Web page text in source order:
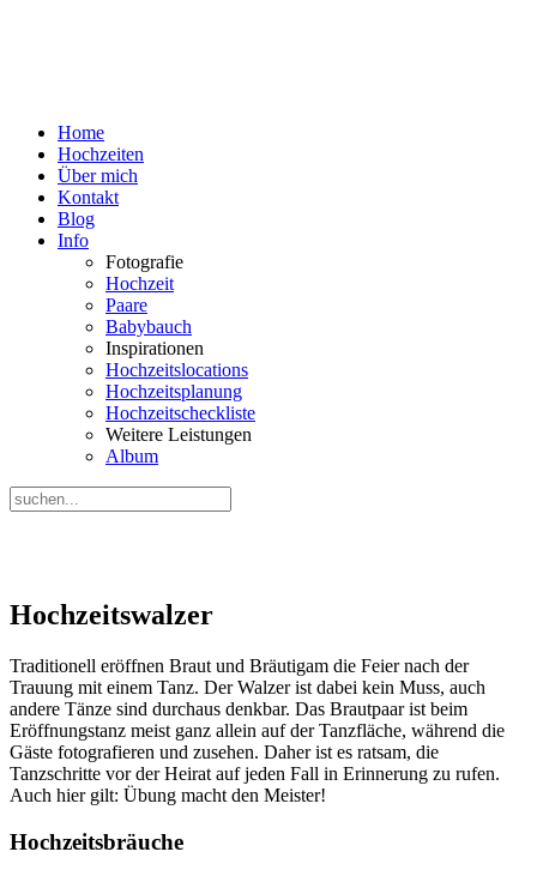
Home
Hochzeiten
Über mich
Kontakt
Blog
Info
Fotografie
Hochzeit
Paare
Babybauch
Inspirationen
Hochzeitslocations
Hochzeitsplanung
Hochzeitscheckliste
Weitere Leistungen
Album
Hochzeitswalzer
Traditionell eröffnen Braut und Bräutigam die Feier nach der
Trauung mit einem Tanz. Der Walzer ist dabei kein Muss, auch
andere Tänze sind durchaus denkbar. Das Brautpaar ist beim
Eröffnungstanz meist ganz allein auf der Tanzfläche, während die
Gäste fotografieren und zusehen. Daher ist es ratsam, die
Tanzschritte vor der Heirat auf jeden Fall in Erinnerung zu rufen.
Auch hier gilt: Übung macht den Meister!
Hochzeitsbräuche